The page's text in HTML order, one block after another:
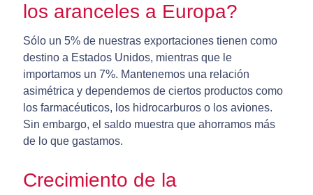
los aranceles a Europa?
Sólo un 5% de nuestras exportaciones tienen como
destino a Estados Unidos, mientras que le
importamos un 7%. Mantenemos una relación
asimétrica y dependemos de ciertos productos como
los farmacéuticos, los hidrocarburos o los aviones.
Sin embargo, el saldo muestra que ahorramos más
de lo que gastamos.
Crecimiento de la